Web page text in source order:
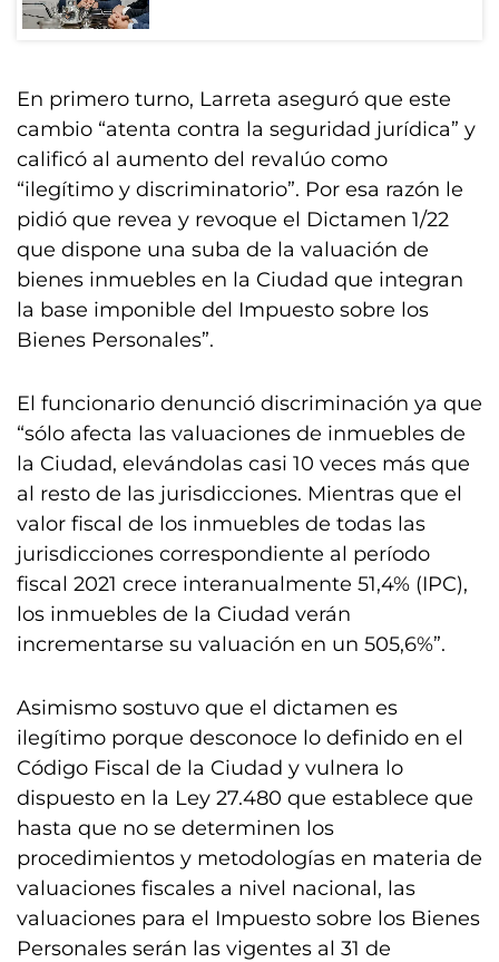
En primero turno, Larreta aseguró que este
cambio “atenta contra la seguridad jurídica” y
calificó al aumento del revalúo como
“ilegítimo y discriminatorio”. Por esa razón le
pidió que revea y revoque el Dictamen 1/22
que dispone una suba de la valuación de
bienes inmuebles en la Ciudad que integran
la base imponible del Impuesto sobre los
Bienes Personales”.
El funcionario denunció discriminación ya que
“sólo afecta las valuaciones de inmuebles de
la Ciudad, elevándolas casi 10 veces más que
al resto de las jurisdicciones. Mientras que el
valor fiscal de los inmuebles de todas las
jurisdicciones correspondiente al período
fiscal 2021 crece interanualmente 51,4% (IPC),
los inmuebles de la Ciudad verán
incrementarse su valuación en un 505,6%”.
Asimismo sostuvo que el dictamen es
ilegítimo porque desconoce lo definido en el
Código Fiscal de la Ciudad y vulnera lo
dispuesto en la Ley 27.480 que establece que
hasta que no se determinen los
procedimientos y metodologías en materia de
valuaciones fiscales a nivel nacional, las
valuaciones para el Impuesto sobre los Bienes
Personales serán las vigentes al 31 de